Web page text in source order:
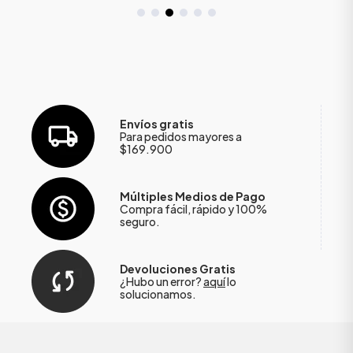
Envíos gratis
Para pedidos mayores a
$169.900
Múltiples Medios de Pago
Compra fácil, rápido y 100%
seguro.
Devoluciones Gratis
¿Hubo un error?aquílo
solucionamos.